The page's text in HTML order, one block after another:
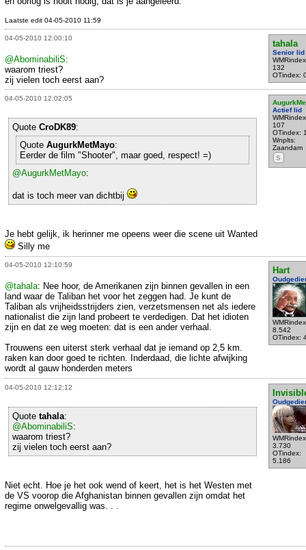
Laatste edit 04-05-2010 11:59
04-05-2010 12:00:10
tahala
Senior lid
132
OTindex:
@AbominabiliS:
waarom triest?
zij vielen toch eerst aan?
04-05-2010 12:02:05
Actief lid
107
OTindex:
Wnplts:
Zaandam
S
Quote CroDK89:
Quote AugurkMetMayo:
Eerder de film "Shooter", maar goed, respect! =)
@AugurkMetMayo:
dat is toch meer van dichtbij
Je hebt gelijk, ik herinner me opeens weer die scene uit Wanted
Silly me
04-05-2010 12:10:59
Hart
8.542
OTindex:
@tahala: Nee hoor, de Amerikanen zijn binnen gevallen in een
land waar de Taliban het voor het zeggen had. Je kunt de
Taliban als vrijheidsstrijders zien, verzetsmensen net als iedere
nationalist die zijn land probeert te verdedigen. Dat het idioten
zijn en dat ze weg moeten: dat is een ander verhaal.
Trouwens een uiterst sterk verhaal dat je iemand op 2,5 km.
raken kan door goed te richten. Inderdaad, die lichte afwijking
wordt al gauw honderden meters
04-05-2010 12:12:12
3.730
OTindex:
5.186
Quote tahala:
@AbominabiliS:
waarom triest?
zij vielen toch eerst aan?
Niet echt. Hoe je het ook wend of keert, het is het Westen met
de VS voorop die Afghanistan binnen gevallen zijn omdat het
regime onwelgevallig was. . .